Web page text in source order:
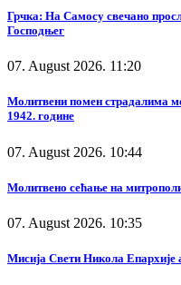
Грчка: На Самосу свечано
Господњег
07. August 2026. 11:20
Молитвени помен страдалима
1942. године
07. August 2026. 10:44
Молитвено сећање на
07. August 2026. 10:35
Мисија Свети Никола Епархије